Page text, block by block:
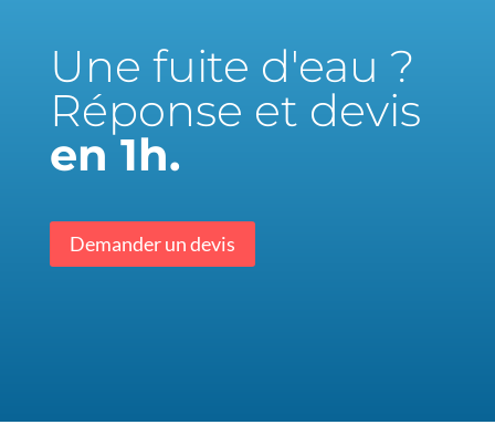
Une fuite d'eau ?
Réponse et devis
en 1h.
Demander un devis